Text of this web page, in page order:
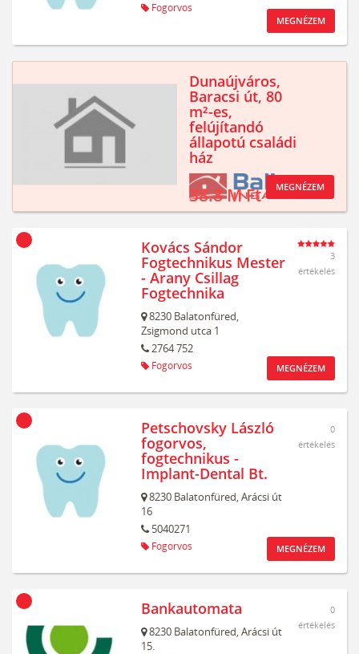
Fogorvos
MEGNÉZEM
Dunaújváros,
Baracsi út, 80
m²-es,
felújítandó
állapotú családi
ház
38.8 M Ft MEGNÉZEM
Kovács Sándor
Fogtechnikus Mester
- Arany Csillag
Fogtechnika
8230 Balatonfüred,
Zsigmond utca 1
2764 752
Fogorvos
3
értékelés
MEGNÉZEM
Petschovsky László
fogorvos,
fogtechnikus -
Implant-Dental Bt.
8230 Balatonfüred,Arácsi út
16
5040271
Fogorvos
0
értékelés
MEGNÉZEM
Bankautomata
8230 Balatonfüred,Arácsi út
15.
0
értékelés